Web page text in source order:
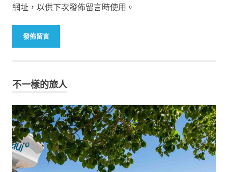
網址，以供下次發佈留言時使用。
不一樣的旅人